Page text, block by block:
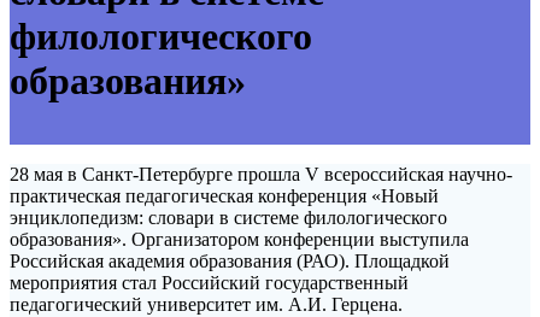
филологического
образования»
28 мая в Санкт-Петербурге прошла V всероссийская научно-
практическая педагогическая конференция «Новый
энциклопедизм: словари в системе филологического
образования». Организатором конференции выступила
Российская академия образования (РАО). Площадкой
мероприятия стал Российский государственный
педагогический университет им. А.И. Герцена.